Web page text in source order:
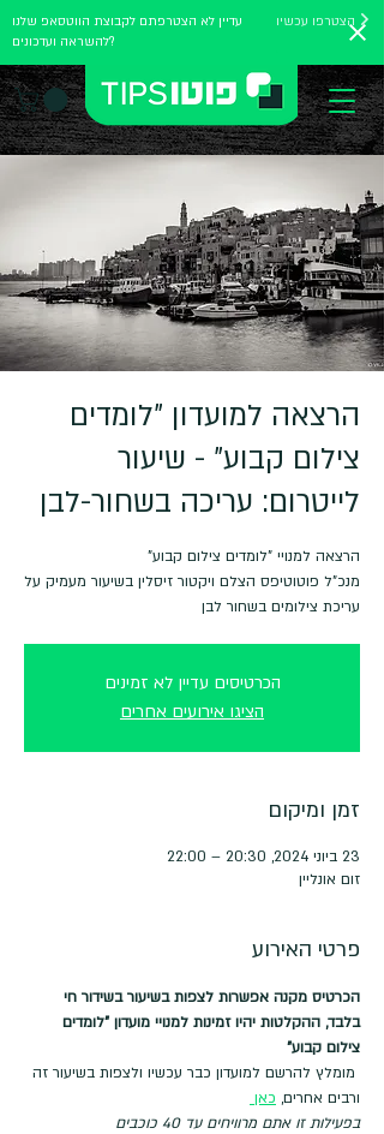
עדיין לא הצטרפתם לקבוצת הווטסאפ שלנו
להשראה ועדכונים?
הרצאה למועדון "לומדים
צילום קבוע" - שיעור
לייטרום: עריכה בשחור-לבן
מנכ"ל פוטוטיפס הצלם ויקטור זיסלין בשיעור מעמיק על
עריכת צילומים בשחור לבן
הכרטיסים עדיין לא זמינים
הציגו אירועים אחרים
זמן ומיקום
23 ביוני 2024, 20:30 – 22:00
זום אונליין
פרטי האירוע
הכרטיס מקנה אפשרות לצפות בשיעור בשידור חי
בלבד, ההקלטות יהיו זמינות למנויי מועדון "לומדים
צילום קבוע"
מומלץ להרשם למועדון כבר עכשיו ולצפות בשיעור זה
ורבים אחרים, כאן
בפעילות זו אתם מרוויחים עד 40 כוכבים